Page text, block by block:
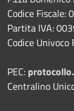
Codice Fiscale:
Partita IVA:
Codice
PEC:
Centralino